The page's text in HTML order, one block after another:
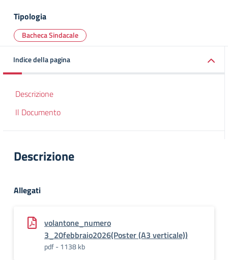
Tipologia
Bacheca Sindacale
Indice della pagina
Descrizione
Il Documento
Descrizione
Allegati
volantone_numero
3_20febbraio2026(Poster (A3 verticale))
pdf - 1138 kb